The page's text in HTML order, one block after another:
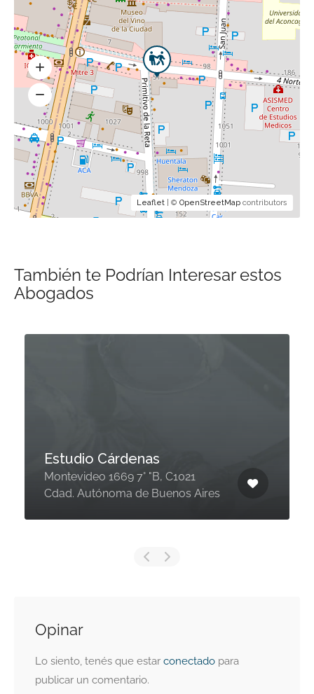
Leaflet | © OpenStreetMap contributors
También te Podrían Interesar estos
Abogados
Estudio Cárdenas
Montevideo 1669 7° "B, C1021
Cdad. Autónoma de Buenos Aires
Opinar
Lo siento, tenés que estar conectado para
publicar un comentario.